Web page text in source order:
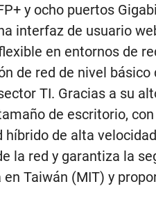
y ocho puertos
interfaz de usuario
en entornos de
de red de nivel
TI. Gracias a su
de escritorio,
híbrido de alta
la red y garantiza la
Taiwán (MIT) y